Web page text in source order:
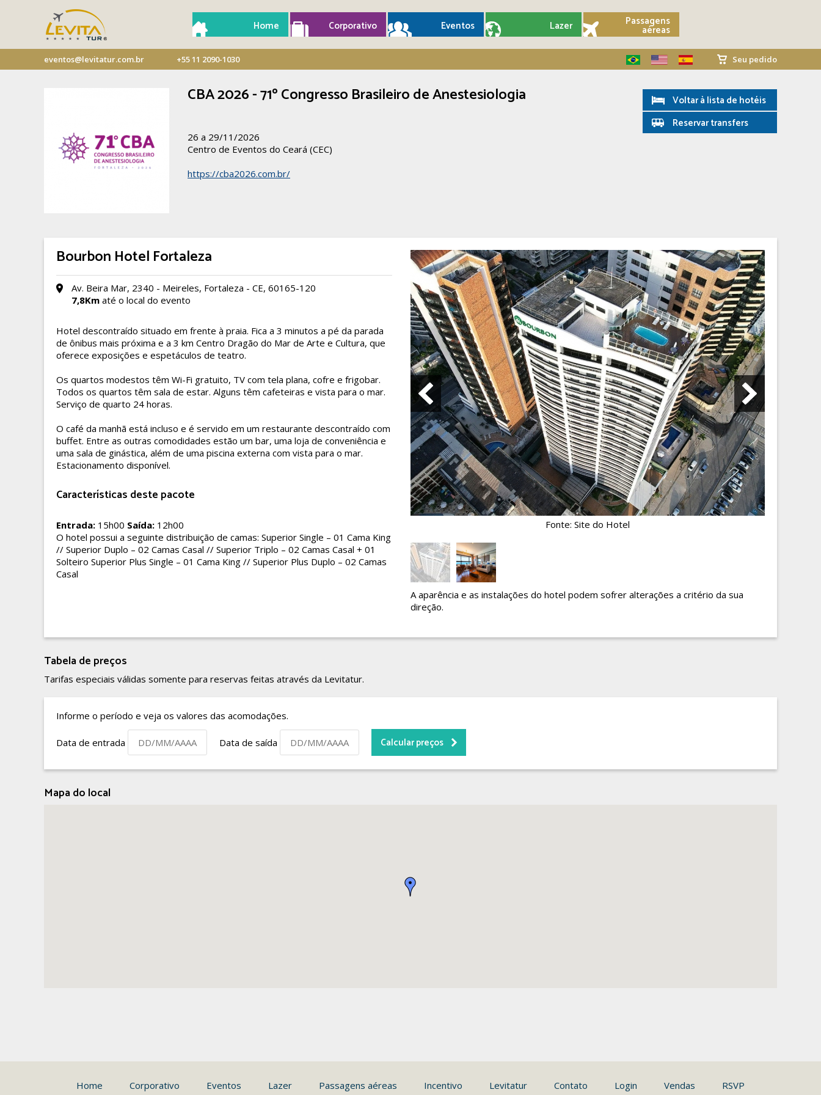
Home Corporativo Eventos Lazer Passagens
aéreas
eventos@levitatur.com.br +55 11 2090-1030 Seu pedido
CBA 2026 - 71º Congresso Brasileiro de Anestesiologia
26 a 29/11/2026
Centro de Eventos do Ceará (CEC)
https://cba2026.com.br/
Voltar à lista de hotéis
Reservar transfers
Bourbon Hotel Fortaleza
Av. Beira Mar, 2340 - Meireles, Fortaleza - CE, 60165-120
7,8Km até o local do evento
Hotel descontraído situado em frente à praia. Fica a 3 minutos a pé da parada
de ônibus mais próxima e a 3 km Centro Dragão do Mar de Arte e Cultura, que
oferece exposições e espetáculos de teatro.
Os quartos modestos têm Wi-Fi gratuito, TV com tela plana, cofre e frigobar.
Todos os quartos têm sala de estar. Alguns têm cafeteiras e vista para o mar.
Serviço de quarto 24 horas.
O café da manhã está incluso e é servido em um restaurante descontraído com
buffet. Entre as outras comodidades estão um bar, uma loja de conveniência e
uma sala de ginástica, além de uma piscina externa com vista para o mar.
Estacionamento disponível.
Características deste pacote
Entrada: 15h00 Saída: 12h00
O hotel possui a seguinte distribuição de camas: Superior Single – 01 Cama King
// Superior Duplo – 02 Camas Casal // Superior Triplo – 02 Camas Casal + 01
Solteiro Superior Plus Single – 01 Cama King // Superior Plus Duplo – 02 Camas
Casal
Fonte: Site do Hotel
A aparência e as instalações do hotel podem sofrer alterações a critério da sua
direção.
Tabela de preços
Tarifas especiais válidas somente para reservas feitas através da Levitatur.
Informe o período e veja os valores das acomodações.
Data de entrada Data de saída
Mapa do local
Home Corporativo Eventos Lazer Passagens aéreas Incentivo Levitatur Contato Login Vendas RSVP